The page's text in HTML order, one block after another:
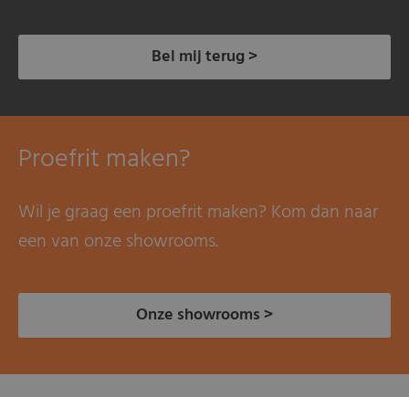
Bel mij terug >
Proefrit maken?
Wil je graag een proefrit maken? Kom dan naar
een van onze showrooms.
Onze showrooms >